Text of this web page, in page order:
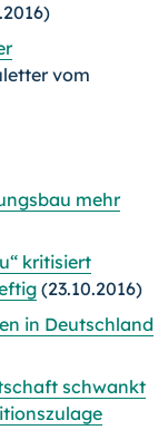
vom
mehr
kritisiert
(23.10.2016)
in Deutschland
schwankt